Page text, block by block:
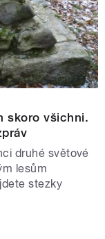
skoro všichni.
druhé světové
lesům
stezky